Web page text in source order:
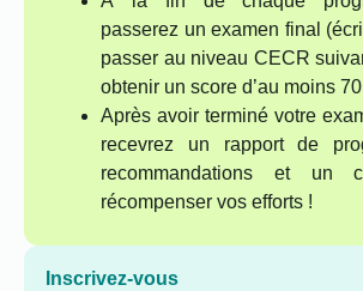
passerez un examen final
passer au niveau CECR
obtenir un score d’au moins
Après avoir terminé votre
recevrez un rapport de
recommandations et un
récompenser vos efforts !
Inscrivez-vous